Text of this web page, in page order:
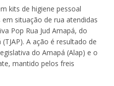
kits de higiene pessoal
situação de rua atendidas
Pop Rua Jud Amapá, do
A ação é resultado de
do Amapá (Alap) e o
mantido pelos freis